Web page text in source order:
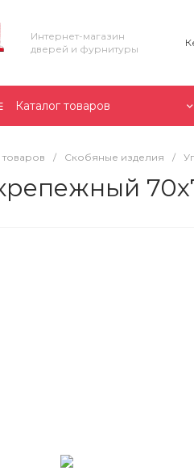
Интернет-магазин
дверей и фурнитуры
Каталог товаров
товаров / Скобяные изделия /